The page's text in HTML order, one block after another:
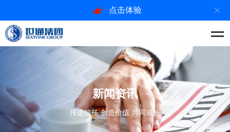
点击体验
新闻资讯
传递信任 创造价值 共同成长